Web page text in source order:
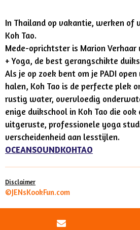
In Thailand op vakantie, werken of
Koh Tao.
Mede-oprichtster is Marion Verhaar
+ Yoga, de best gerangschikte
Als je op zoek bent om je PADI
halen, Koh Tao is de perfecte plek
rustig water, overvloedig
enige duikschool in Koh Tao die
uitgeruste, professionele yoga
verscheidenheid aan lesstijlen.
OCEANSOUNDKOHTAO
Disclaimer
©JENsKookFun.com